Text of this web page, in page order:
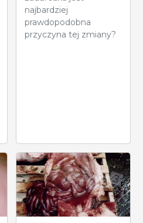
najbardziej
prawdopodobna
przyczyna tej zmiany?